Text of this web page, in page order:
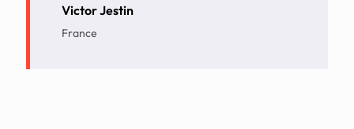
Victor Jestin
France